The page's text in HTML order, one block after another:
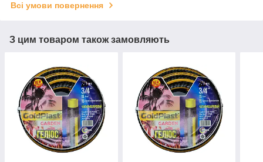
Всі умови повернення
З цим товаром також замовляють